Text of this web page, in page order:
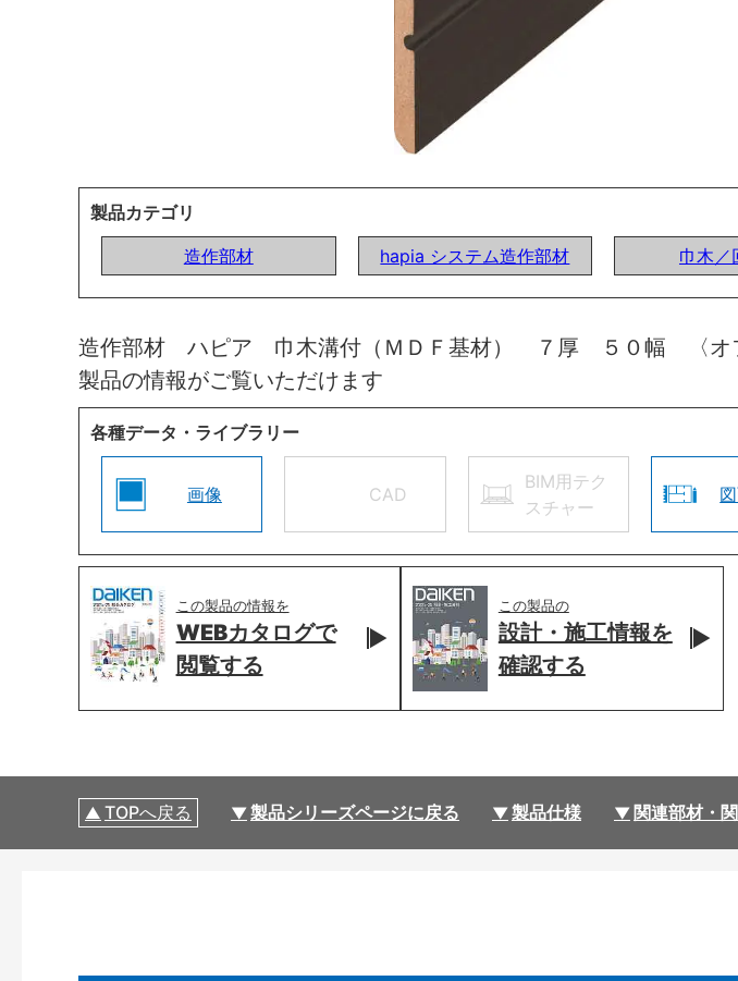
製品カテゴリ
造作部材
hapia システム造作部材 巾木／
造作部材 ハピア 巾木溝付（ＭＤＦ基材） ７厚 ５０幅 〈オ
製品の情報がご覧いただけます
各種データ・ライブラリー
画像 CAD
BIM用テク
スチャー
この製品の情報を
WEBカタログで
閲覧する
この製品の
設計・施工情報を
確認する
TOPへ戻る 製品シリーズページに戻る 製品仕様 関連部材・